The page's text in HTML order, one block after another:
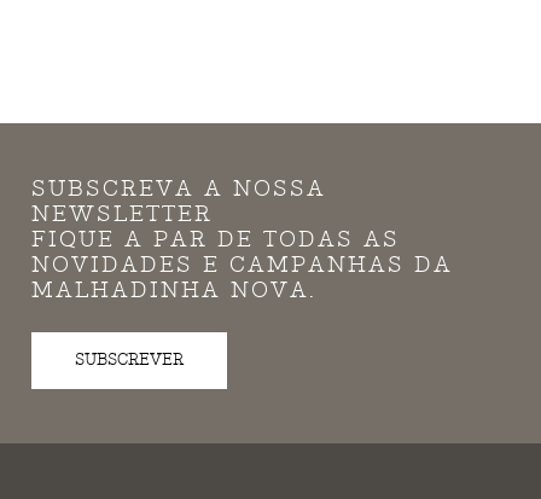
SUBSCREVA A NOSSA
NEWSLETTER
FIQUE A PAR DE TODAS AS
NOVIDADES E CAMPANHAS DA
MALHADINHA NOVA.
SUBSCREVER